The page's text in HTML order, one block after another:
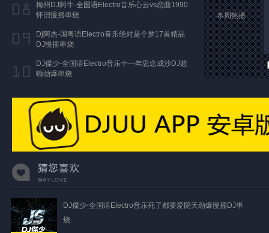
梅州DJ阿牛-全国语Electro音乐心云vs恋曲1990
怀旧慢摇串烧
Dj阿杰-国粤语Electro音乐绝对是个梦17首精品
DJ慢摇串烧
DJ傑少-全国语Electro音乐十一年思念成沙DJ超
嗨劲爆串烧
本周热播
DJ傑少-全国语Electro音乐死了都要爱阴天劲爆慢摇DJ串
烧